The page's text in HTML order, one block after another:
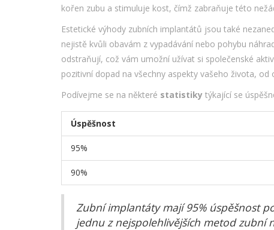
kořen zubu a stimuluje kost, čímž zabraňuje této
Estetické výhody zubních implantátů jsou také
nejistě kvůli obavám z vypadávání nebo pohybu
odstraňují, což vám umožní užívat si společenské
pozitivní dopad na všechny aspekty vašeho života,
Podívejme se na některé statistiky týkající se
Úspěšnost
95%
90%
Zubní implantáty mají 95% úspěšnost
jednu z nejspolehlivějších metod zubní